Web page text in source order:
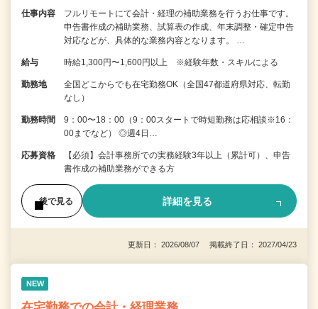
仕事内容
フルリモートにて会計・経理の補助業務を行うお仕事です。
申告書作成の補助業務、試算表の作成、年末調整・確定申告
対応などが、具体的な業務内容となります。 …
給与 時給1,300円〜1,600円以上 ※経験年数・スキルによる
勤務地
全国どこからでも在宅勤務OK（全国47都道府県対応、転勤
なし）
勤務時間
9：00〜18：00（9：00スタートで時短勤務は応相談※16：
00までなど） ◎週4日…
応募資格
【必須】会計事務所での実務経験3年以上（累計可）、申告
書作成の補助業務ができる方
後で見る 詳細を見る
更新日： 2026/08/07 掲載終了日： 2027/04/23
NEW